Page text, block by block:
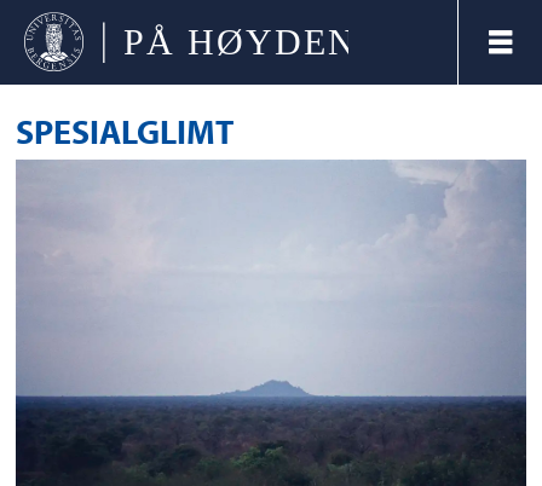
SPESIALGLIMT